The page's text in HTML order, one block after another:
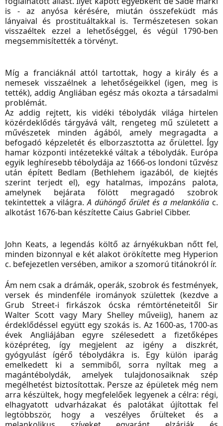
is - az anyósa kérésére, miután összefeküdt más
lányaival és prostituáltakkal is. Természetesen sokan
visszaéltek ezzel a lehetőséggel, és végül 1790-ben
megsemmisítették a törvényt.
Míg a franciáknál attól tartottak, hogy a király és a
nemesek visszaélnek a lehetőségeikkel (igen, meg is
tették), addig Angliában egész más okozta a társadalmi
problémát.
Az addig rejtett, kis vidéki tébolydák világa hirtelen
közérdeklődés tárgyává vált, rengeteg mű született a
művészetek minden ágából, amely megragadta a
befogadó képzeletét és elborzasztotta az őrülettel. Így
hamar központi intézetekké váltak a tébolydák. Európa
egyik leghíresebb tébolydája az 1666-os londoni tűzvész
után épített Bedlam (Bethlehem igazából, de kiejtés
szerint terjedt el), egy hatalmas, impozáns palota,
amelynek bejárata fölött megragadó szobrok
tekintettek a világra.A dühöngő őrület és a melankólia c.
alkotást 1676-ban készítette Caius Gabriel Cibber.
John Keats, a legendás költő az árnyékukban nőtt fel,
minden bizonnyal e két alakot örökítette meg Hyperion
c. befejezetlen versében, amikor a szomorú titánokról ír.
Ám nem csak a drámák, operák, szobrok és festmények,
versek és mindenféle irományok születtek (kezdve a
Grub Street-i firkászok ócska rémtörténeteitől Sir
Walter Scott vagy Mary Shelley műveiig), hanem az
érdeklődéssel együtt egy szokás is. Az 1600-as, 1700-as
évek Angliájában egyre szélesedett a fizetőképes
középréteg, így megjelent az igény a diszkrét,
gyógyulást ígérő tébolydákra is. Egy külön iparág
emelkedett ki a semmiből, sorra nyíltak meg a
magántébolydák, amelyek tulajdonosaiknak szép
megélhetést biztosítottak. Persze az épületek még nem
arra készültek, hogy megfelelőek legyenek a célra: régi,
elhagyatott udvarházakat és palotákat újítottak fel
legtöbbször, hogy a veszélyes őrülteket és a